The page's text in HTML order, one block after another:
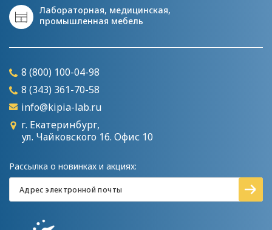
Лабораторная, медицинская,
промышленная мебель
8 (800) 100-04-98
8 (343) 361-70-58
info@kipia-lab.ru
г. Екатеринбург,
ул. Чайковского 16. Офис 10
Рассылка о новинках и акциях: